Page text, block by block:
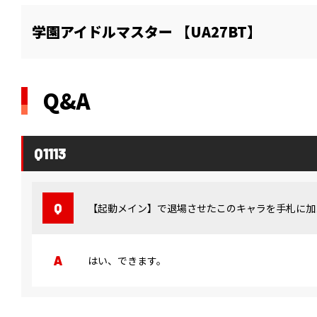
学園アイドルマスター 【UA27BT】
Q&A
Q1113
【起動メイン】で退場させたこのキャラを手札に
はい、できます。